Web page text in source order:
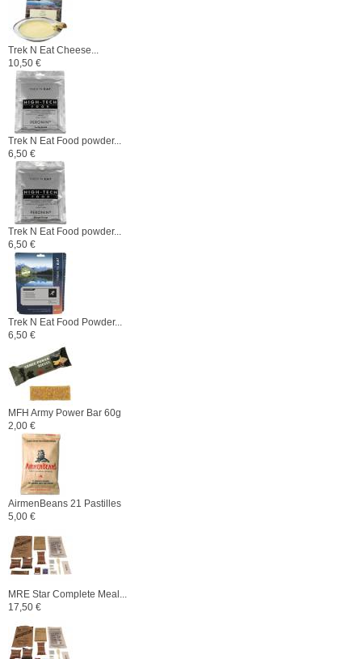
Trek N Eat Cheese...
10,50 €
Trek N Eat Food powder...
6,50 €
Trek N Eat Food powder...
6,50 €
Trek N Eat Food Powder...
6,50 €
MFH Army Power Bar 60g
2,00 €
AirmenBeans 21 Pastilles
5,00 €
MRE Star Complete Meal...
17,50 €